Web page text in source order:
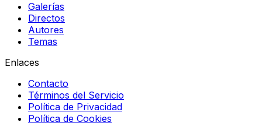
Galerías
Directos
Autores
Temas
Enlaces
Contacto
Términos del Servicio
Política de Privacidad
Política de Cookies